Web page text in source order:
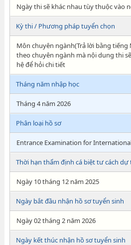
Ngày thi sẽ khác nhau tùy thuộc vào
Kỳ thi / Phương pháp tuyển chọn
Môn chuyên ngành(Trả lời bằng tiếng
theo chuyên ngành mà nội dung thi
hệ để hỏi chi tiết
Tháng năm nhập học
Tháng 4 năm 2026
Phân loại hồ sơ
Entrance Examination for
Thời hạn thẩm định cá biệt tư cách dự
Ngày 10 tháng 12 năm 2025
Ngày bắt đầu nhận hồ sơ tuyển sinh
Ngày 02 tháng 2 năm 2026
Ngày kết thúc nhận hồ sơ tuyển sinh